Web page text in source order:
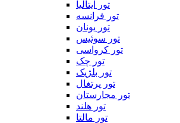
تور ایتالیا
تور فرانسه
تور یونان
تور سوئیس
تور کرواسی
تور چک
تور بلژیک
تور پرتغال
تور مجارستان
تور هلند
تور مالتا